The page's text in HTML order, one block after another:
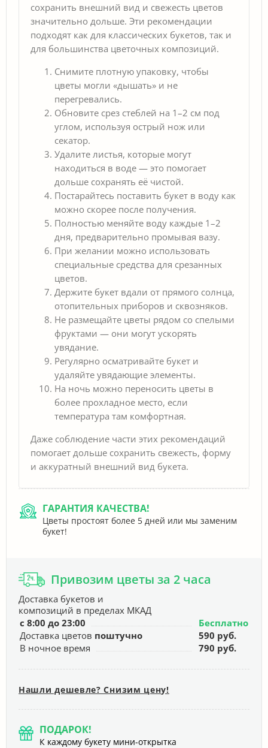
сохранить внешний вид и свежесть цветов
значительно дольше. Эти рекомендации
подходят как для классических букетов, так и
для большинства цветочных композиций.
Снимите плотную упаковку, чтобы
цветы могли «дышать» и не
перегревались.
Обновите срез стеблей на 1–2 см под
углом, используя острый нож или
секатор.
Удалите листья, которые могут
находиться в воде — это помогает
дольше сохранять её чистой.
Постарайтесь поставить букет в воду как
можно скорее после получения.
Полностью меняйте воду каждые 1–2
дня, предварительно промывая вазу.
При желании можно использовать
специальные средства для срезанных
цветов.
Держите букет вдали от прямого солнца,
отопительных приборов и сквозняков.
Не размещайте цветы рядом со спелыми
фруктами — они могут ускорять
увядание.
Регулярно осматривайте букет и
удаляйте увядающие элементы.
На ночь можно переносить цветы в
более прохладное место, если
температура там комфортная.
Даже соблюдение части этих рекомендаций
помогает дольше сохранить свежесть, форму
и аккуратный внешний вид букета.
ГАРАНТИЯ КАЧЕСТВА!
Цветы простоят более 5 дней или мы заменим
букет!
Привозим цветы за 2 часа
Доставка букетов и
композиций в пределах МКАД
с 8:00 до 23:00
Бесплатно
Доставка цветов поштучно
590 руб.
В ночное время
790 руб.
Нашли дешевле? Снизим цену!
ПОДАРОК!
К каждому букету мини-открытка